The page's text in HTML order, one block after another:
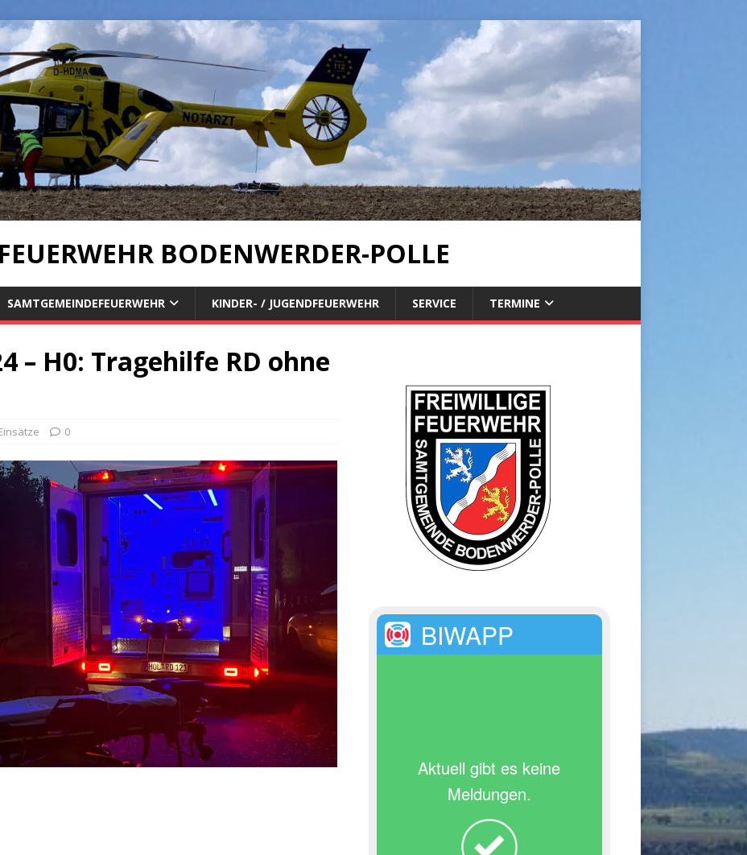
BODENWERDER-POLLE
SAMTGEMEINDEFEUERWEHR KINDER- / JUGENDFEUERWEHR SERVICE TERMINE
– H0: Tragehilfe RD ohne
0
BIWAPP
Aktuell gibt es keine
Meldungen.